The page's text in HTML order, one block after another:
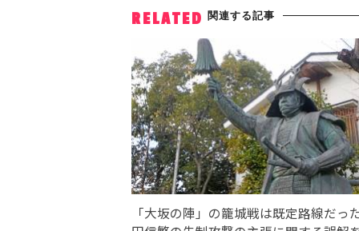
RELATED 関連する記事
「大坂の陣」の籠城戦は既定路線だっ